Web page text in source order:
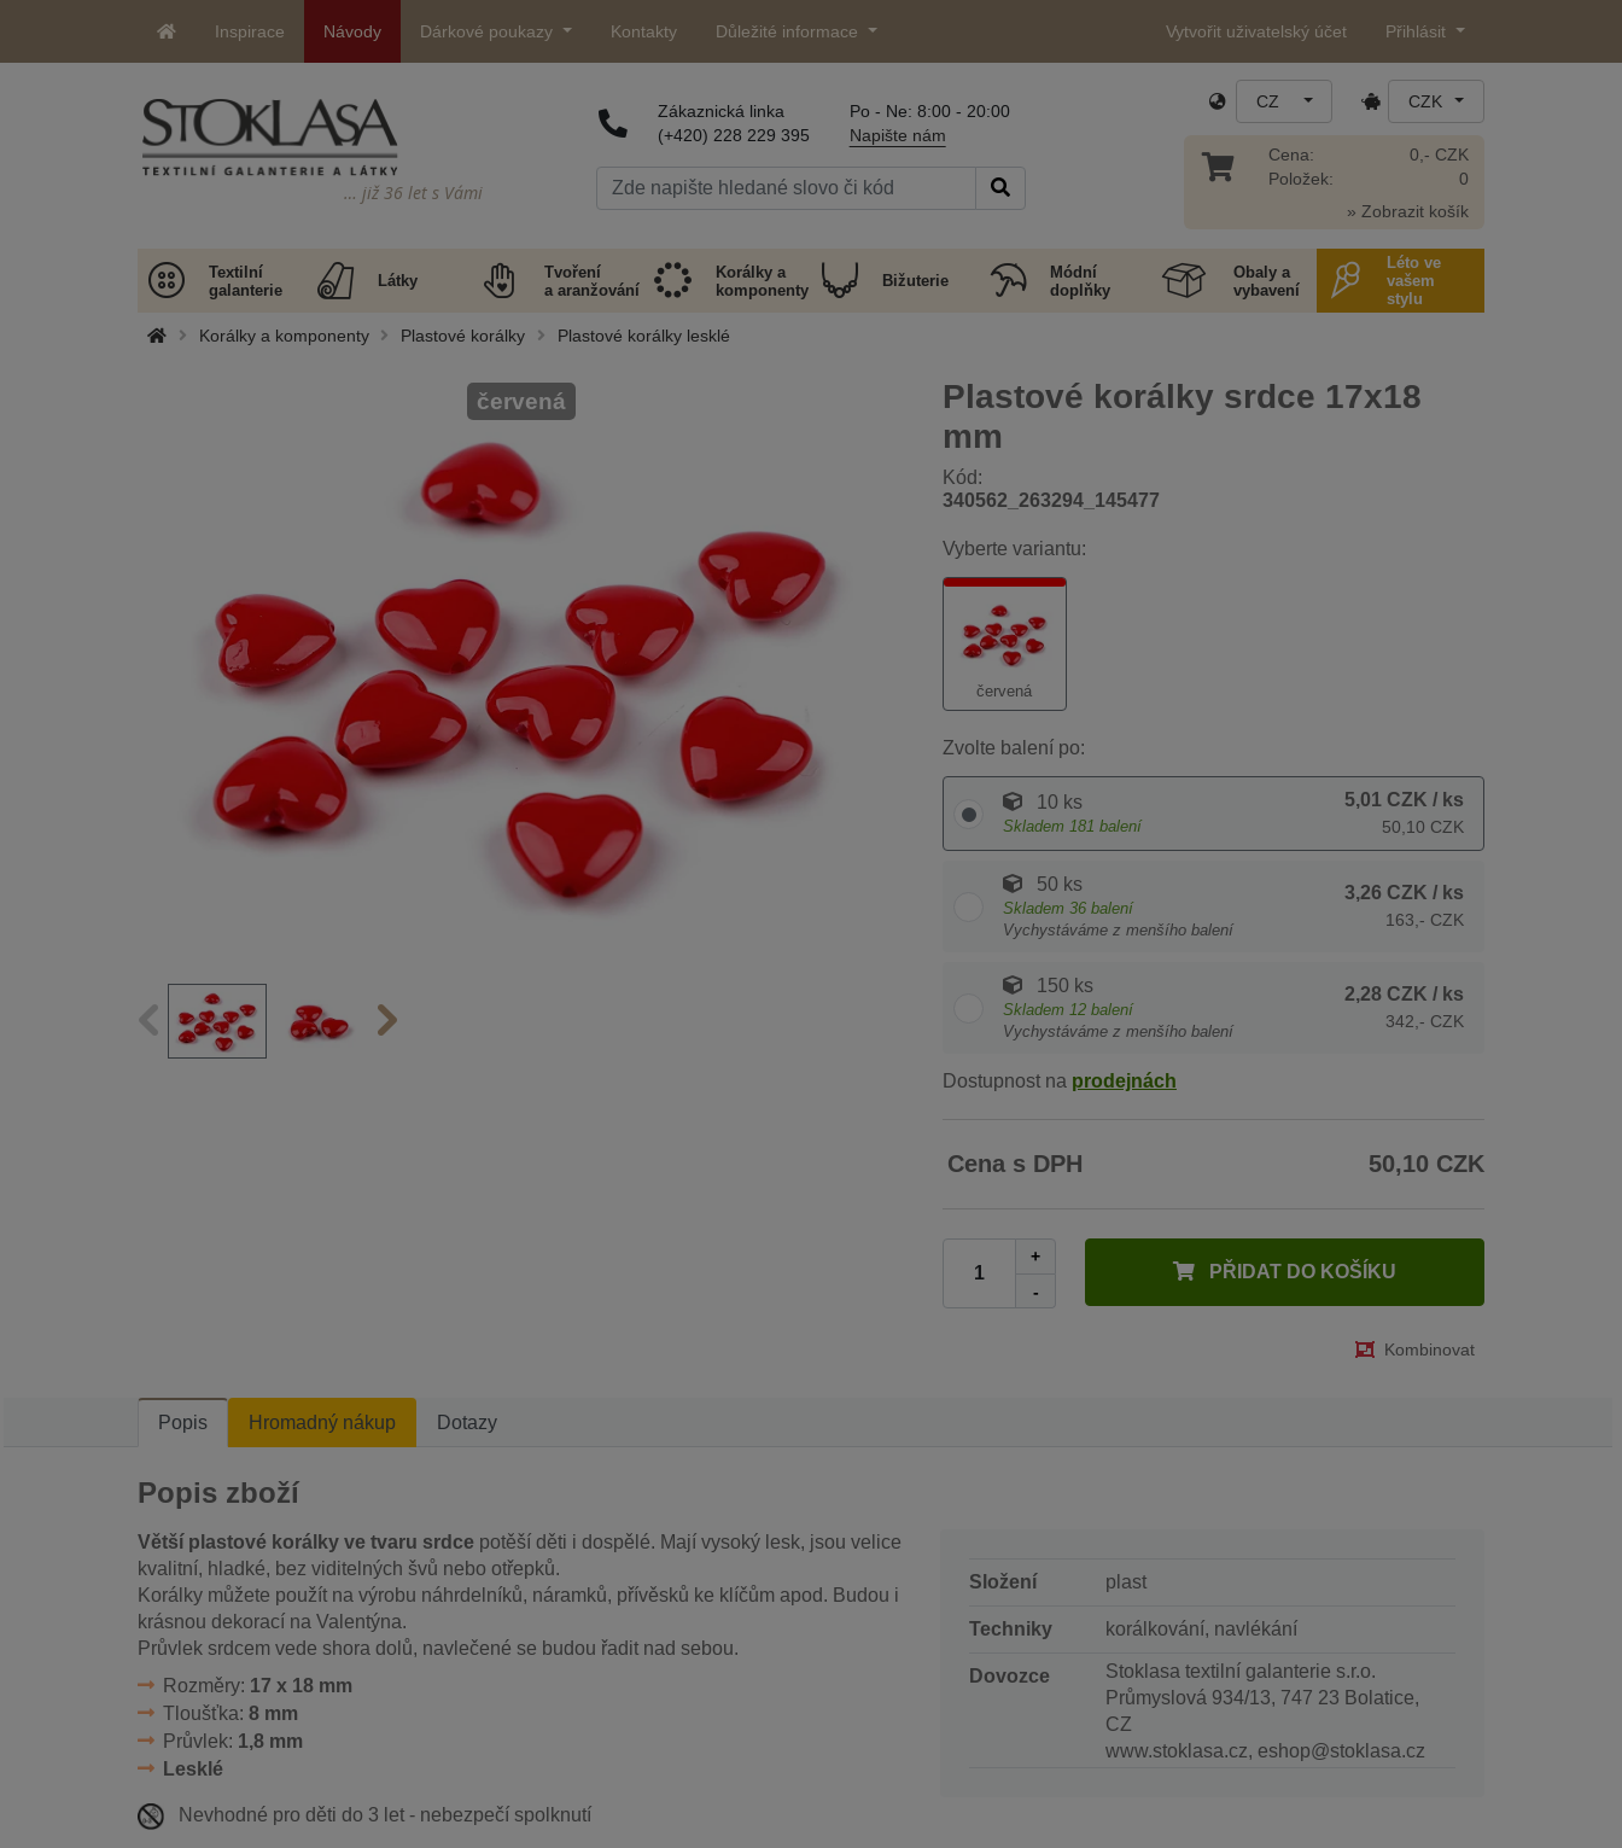
Inspirace Návody Dárkové poukazy Kontakty Důležité informace Vytvořit uživatelský účet Přihlásit
… již 36 let s Vámi
Zákaznická linka
(+420) 228 229 395
Po - Ne: 8:00 - 20:00
Napište nám
CZ CZK
Cena:
Položek:
0,- CZK
0
» Zobrazit košík
Textilní
galanterie
Látky
Tvoření
a aranžování
Korálky a
komponenty
Bižuterie
Módní
doplňky
Obaly a
vybavení
Léto ve
vašem
stylu
Korálky a komponenty Plastové korálky Plastové korálky lesklé
Plastové korálky srdce 17x18
mm
Kód:
340562_263294_145477
červená
Vyberte variantu:
červená
Zvolte balení po:
10 ks
Skladem 181 balení
5,01 CZK / ks
50,10 CZK
50 ks
Skladem 36 balení
Vychystáváme z menšího balení
3,26 CZK / ks
163,- CZK
150 ks
Skladem 12 balení
Vychystáváme z menšího balení
2,28 CZK / ks
342,- CZK
Dostupnost na prodejnách
Cena s DPH 50,10 CZK
+
-
PŘIDAT DO KOŠÍKU
Kombinovat
Popis Hromadný nákup Dotazy
Popis zboží
Větší plastové korálky ve tvaru srdce potěší děti i dospělé. Mají vysoký lesk, jsou velice
kvalitní, hladké, bez viditelných švů nebo otřepků.
Korálky můžete použít na výrobu náhrdelníků, náramků, přívěsků ke klíčům apod. Budou i
krásnou dekorací na Valentýna.
Průvlek srdcem vede shora dolů, navlečené se budou řadit nad sebou.
Rozměry: 17 x 18 mm
Tloušťka: 8 mm
Průvlek: 1,8 mm
Lesklé
Nevhodné pro děti do 3 let - nebezpečí spolknutí
Složení plast
Techniky korálkování, navlékání
Dovozce
Stoklasa textilní galanterie s.r.o.
Průmyslová 934/13, 747 23 Bolatice,
CZ
www.stoklasa.cz, eshop@stoklasa.cz